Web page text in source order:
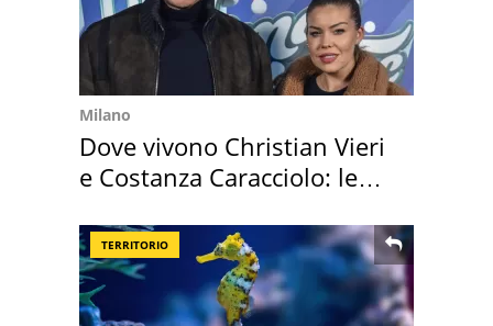
Milano
Dove vivono Christian Vieri
e Costanza Caracciolo: le
TERRITORIO